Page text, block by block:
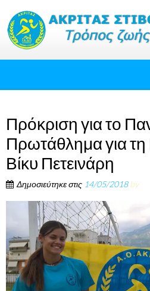
Πρόκριση για το
Πρωτάθλημα για τη
Βίκυ Πετεινάρη
Δημοσιεύτηκε στις 14/05/2018by